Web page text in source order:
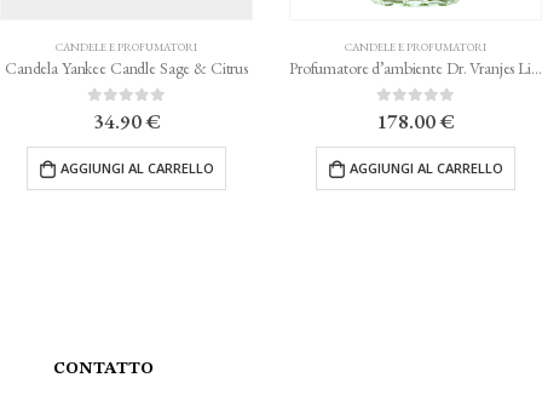
CANDELE E PROFUMATORI
Candela Yankee Candle Sage & Citrus
Su 5
34.90€
AGGIUNGI AL CARRELLO
CANDELE E PROFUMATORI
Profumatore d’ambiente Dr. Vranjes Limone Cedrato 1250ml
0 Su 5
178.00€
AGGIUNGI AL CARRELLO
CONTATTO